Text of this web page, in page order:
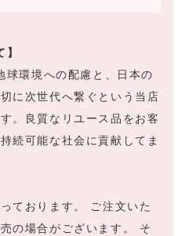
球環境への配慮と、日本の
に次世代へ繋ぐという当店
。良質なリユース品をお客
続可能な社会に貢献してま
ております。 ご注文いた
の場合がございます。 そ